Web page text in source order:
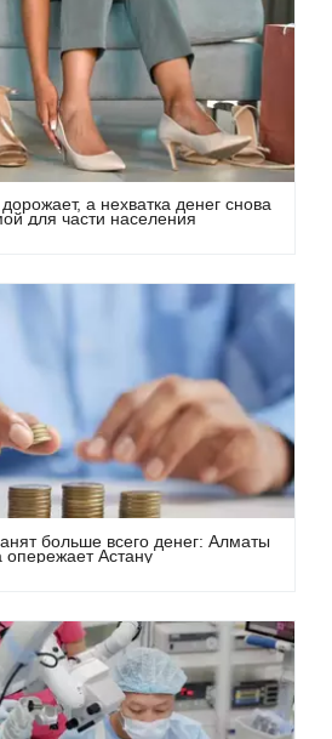
а нехватка денег снова
для части населения
больше всего денег: Алматы
опережает Астану